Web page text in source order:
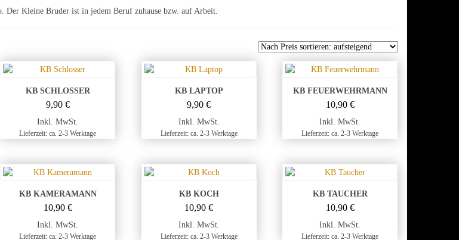
Der Kleine Bruder ist in jedem Beruf zuhause bzw. auf Arbeit.
KB SCHLOSSER
9,90 €
Inkl. MwSt.
Lieferzeit: ca. 2-3 Werktage
KB LAPTOP
9,90€
Inkl. MwSt.
Lieferzeit: ca. 2-3 Werktage
KB FEUERWEHRMANN
10,90 €
Inkl. MwSt.
Lieferzeit: ca. 2-3 Werktage
KB KAMERAMANN
10,90 €
Inkl. MwSt.
Lieferzeit: ca. 2-3 Werktage
KB KOCH
10,90€
Inkl. MwSt.
Lieferzeit: ca. 2-3 Werktage
KB TAUCHER
10,90 €
Inkl. MwSt.
Lieferzeit: ca. 2-3 Werktage